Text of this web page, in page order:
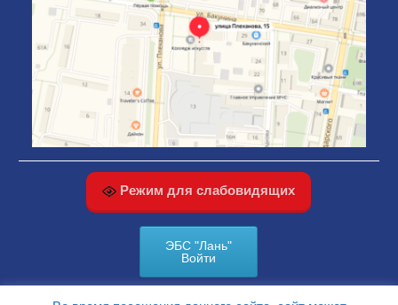
Режим для слабовидящих
ЭБС "Лань"
Войти